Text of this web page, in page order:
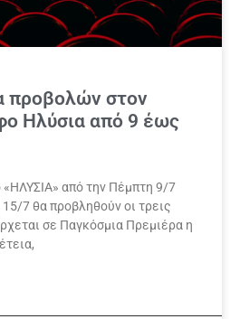
προβολών στον
Ηλύσια από 9 έως
από την Πέμπτη 9/7
7 θα προβληθούν οι τρεις
σε Παγκόσμια Πρεμιέρα η